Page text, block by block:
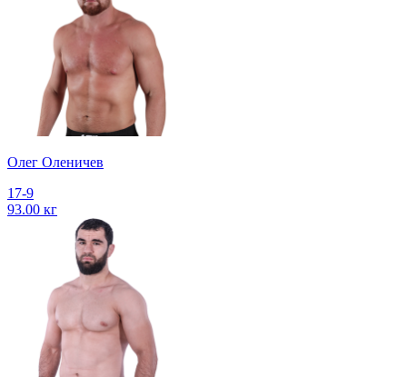
Олег Оленичев
17-9
93.00 кг